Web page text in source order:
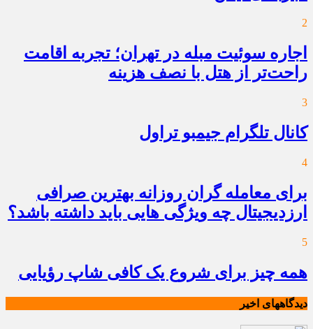
2
اجاره سوئیت مبله در تهران؛ تجربه اقامت
راحت‌تر از هتل با نصف هزینه
3
کانال تلگرام جیمبو تراول
4
برای معامله گران روزانه بهترین صرافی
ارزدیجیتال چه ویژگی هایی باید داشته باشد؟
5
همه چیز برای شروع یک کافی شاپ رؤیایی
دیدگاههای اخیر